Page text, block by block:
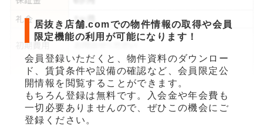
居抜き店舗.comでの物件情報の取得や会員
限定機能の利用が可能になります！
会員登録いただくと、物件資料のダウンロー
ド、賃貸条件や設備の確認など、会員限定公
開情報を閲覧することができます。
もちろん登録は無料です。入会金や年会費も
一切必要ありませんので、ぜひこの機会にご
登録ください。